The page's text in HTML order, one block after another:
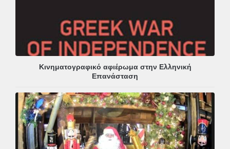
Κινηματογραφικό αφιέρωμα στην Ελληνική
Επανάσταση